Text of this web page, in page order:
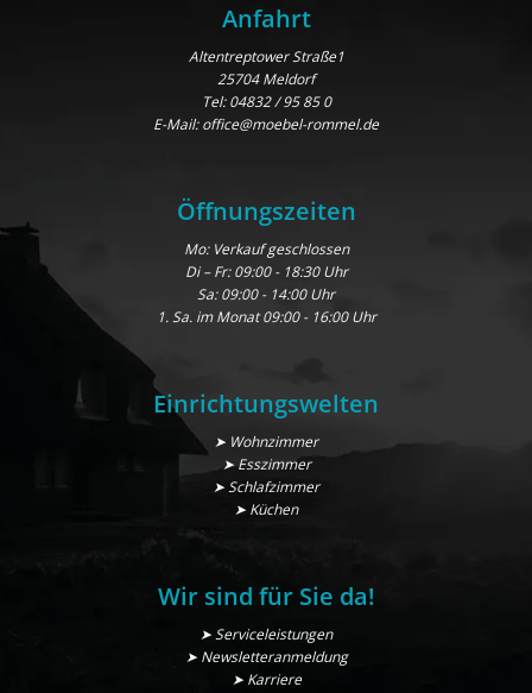
Anfahrt
Altentreptower Straße1
25704 Meldorf
Tel:04832 / 95 85 0
E-Mail:office@moebel-rommel.de
Öffnungszeiten
Mo: Verkauf geschlossen
Di – Fr: 09:00 - 18:30 Uhr
Sa: 09:00 - 14:00 Uhr
1. Sa. im Monat 09:00 - 16:00 Uhr
Einrichtungswelten
➤ Wohnzimmer
➤ Esszimmer
➤ Schlafzimmer
➤ Küchen
Wir sind für Sie da!
➤ Serviceleistungen
➤ Newsletteranmeldung
➤ Karriere